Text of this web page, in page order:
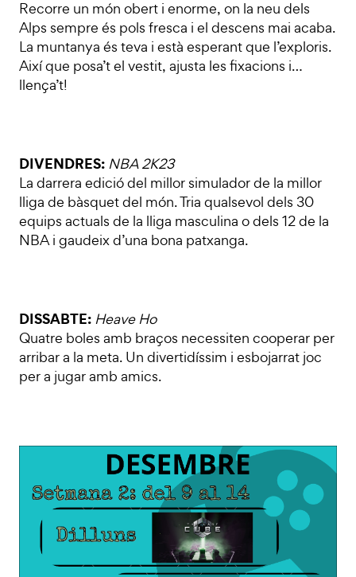
Recorre un món obert i enorme, on la neu dels
Alps sempre és pols fresca i el descens mai acaba.
La muntanya és teva i està esperant que l’exploris.
Així que posa’t el vestit, ajusta les fixacions i…
llença’t!
DIVENDRES: NBA 2K23
La darrera edició del millor simulador de la millor
lliga de bàsquet del món. Tria qualsevol dels 30
equips actuals de la lliga masculina o dels 12 de la
NBA i gaudeix d’una bona patxanga.
DISSABTE: Heave Ho
Quatre boles amb braços necessiten cooperar per
arribar a la meta. Un divertidíssim i esbojarrat joc
per a jugar amb amics.